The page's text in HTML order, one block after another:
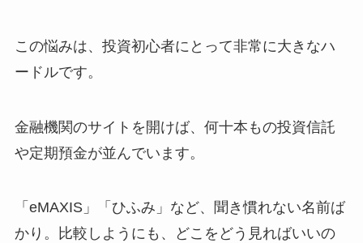
この悩みは、投資初心者にとって非常に大きなハ
ードルです。
金融機関のサイトを開けば、何十本もの投資信託
や定期預金が並んでいます。
「eMAXIS」「ひふみ」など、聞き慣れない名前ば
かり。比較しようにも、どこをどう見ればいいの